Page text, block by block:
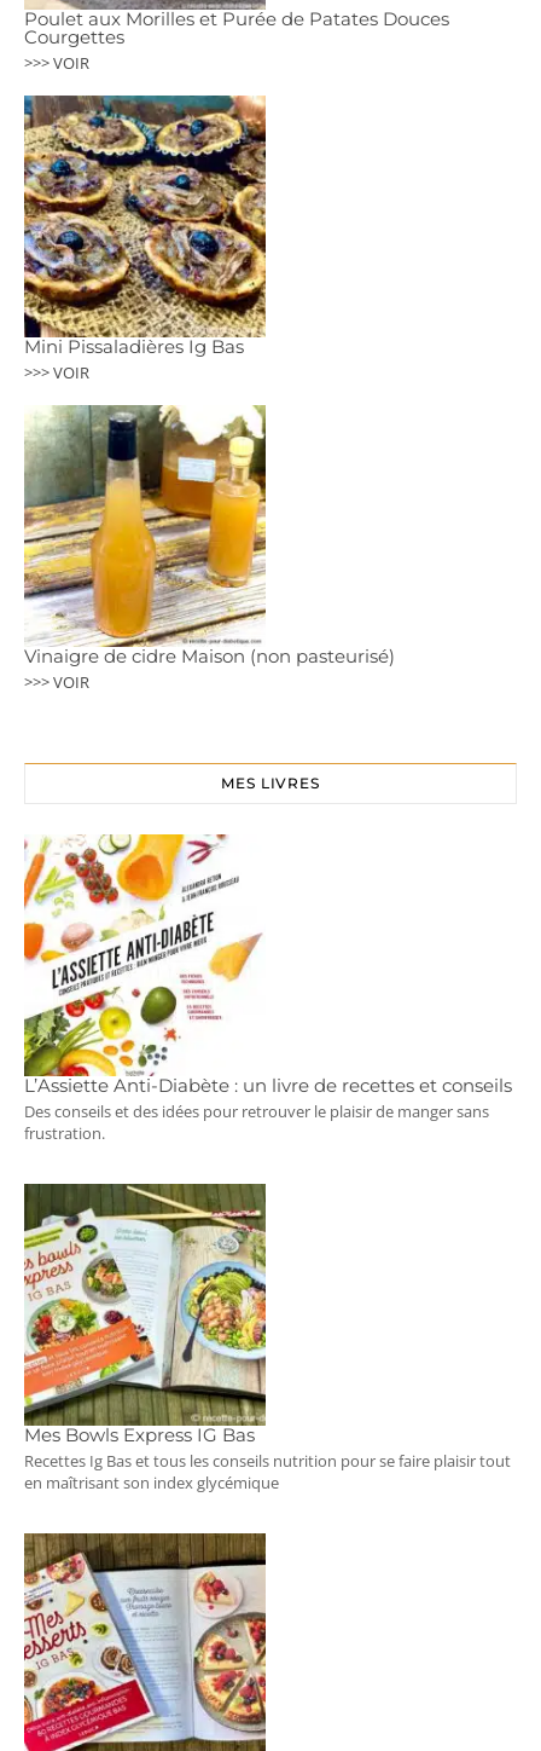
Poulet aux Morilles et Purée de Patates Douces
Courgettes
>>> VOIR
Mini Pissaladières Ig Bas
>>> VOIR
Vinaigre de cidre Maison (non pasteurisé)
>>> VOIR
MES LIVRES
L’Assiette Anti-Diabète : un livre de recettes et conseils
Des conseils et des idées pour retrouver le plaisir de manger sans
frustration.
Mes Bowls Express IG Bas
Recettes Ig Bas et tous les conseils nutrition pour se faire plaisir tout
en maîtrisant son index glycémique